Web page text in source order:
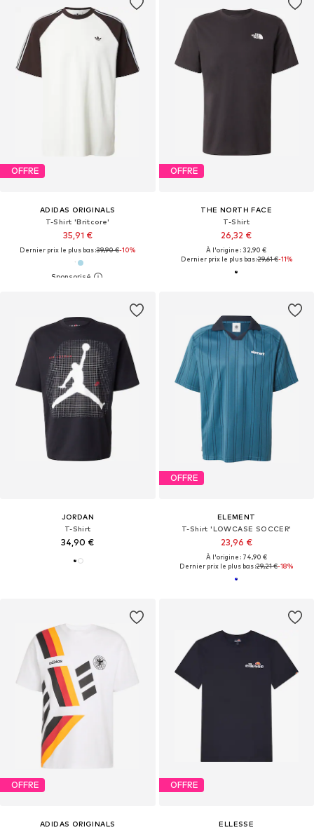
OFFRE
ADIDAS ORIGINALS
T-Shirt 'Britcore'
35,91 €
Dernier prix le plus bas :39,90 €-10%
OFFRE
THE NORTH FACE
T-Shirt
26,32 €
À l'origine : 32,90 €
Dernier prix le plus bas :29,61 €-11%
JORDAN
T-Shirt
34,90 €
OFFRE
ELEMENT
T-Shirt 'LOWCASE SOCCER'
23,96 €
À l'origine : 74,90 €
Dernier prix le plus bas :29,21 €-18%
OFFRE
ADIDAS ORIGINALS
OFFRE
ELLESSE